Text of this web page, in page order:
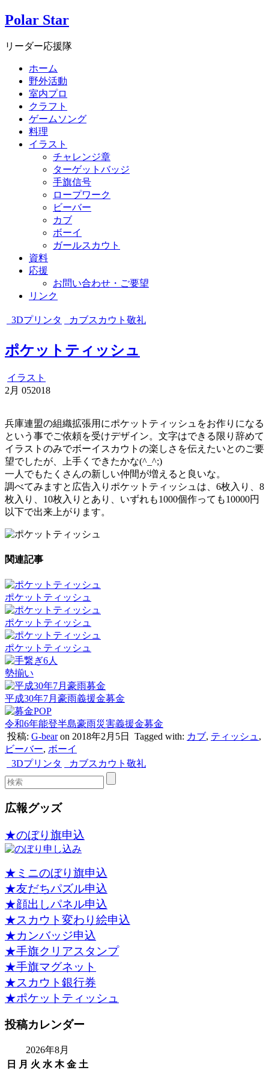
Polar Star
リーダー応援隊
ホーム
野外活動
室内プロ
クラフト
ゲームソング
料理
イラスト
チャレンジ章
ターゲットバッジ
手旗信号
ロープワーク
ビーバー
カブ
ボーイ
ガールスカウト
資料
応援
お問い合わせ・ご要望
リンク
3Dプリンタ カブスカウト敬礼
ポケットティッシュ
イラスト
2月 052018
兵庫連盟の組織拡張用にポケットティッシュをお作りになる
という事でご依頼を受けデザイン。文字はできる限り辞めて
イラストのみでボーイスカウトの楽しさを伝えたいとのご要
望でしたが、上手くできたかな(^_^;)
一人でもたくさんの新しい仲間が増えると良いな。
調べてみますと広告入りポケットティッシュは、6枚入り、8
枚入り、10枚入りとあり、いずれも1000個作っても10000円
以下で出来上がります。
関連記事
ポケットティッシュ
ポケットティッシュ
ポケットティッシュ
勢揃い
平成30年7月豪雨義援金募金
令和6年能登半島豪雨災害義援金募金
投稿: G-bearon 2018年2月5日 Tagged with: カブ, ティッシュ ,
ビーバー, ボーイ
3Dプリンタ
カブスカウト敬礼
広報グッズ
★のぼり旗申込
★ミニのぼり旗申込
★友だちパズル申込
★顔出しパネル申込
★スカウト変わり絵申込
★カンバッジ申込
★手旗クリアスタンプ
★手旗マグネット
★スカウト銀行券
★ポケットティッシュ
投稿カレンダー
2026年8月
日
月 火 水 木 金 土